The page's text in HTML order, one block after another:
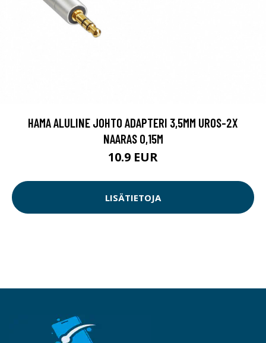
HAMA ALULINE JOHTO ADAPTERI 3,5MM UROS-2X
NAARAS 0,15M
10.9 EUR
LISÄTIETOJA